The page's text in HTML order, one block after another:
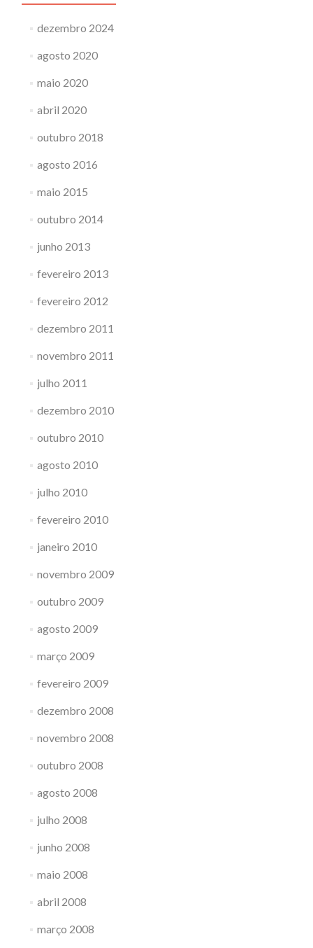
dezembro 2024
agosto 2020
maio 2020
abril 2020
outubro 2018
agosto 2016
maio 2015
outubro 2014
junho 2013
fevereiro 2013
fevereiro 2012
dezembro 2011
novembro 2011
julho 2011
dezembro 2010
outubro 2010
agosto 2010
julho 2010
fevereiro 2010
janeiro 2010
novembro 2009
outubro 2009
agosto 2009
março 2009
fevereiro 2009
dezembro 2008
novembro 2008
outubro 2008
agosto 2008
julho 2008
junho 2008
maio 2008
abril 2008
março 2008